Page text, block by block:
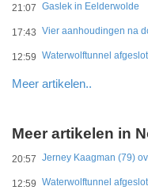
21:07 Gaslek in Eelderwolde
17:43
12:59 Waterwolftunnel
Meer artikelen..
Meer artikelen in
20:57 Jerney Kaagman (79)
12:59 Waterwolftunnel